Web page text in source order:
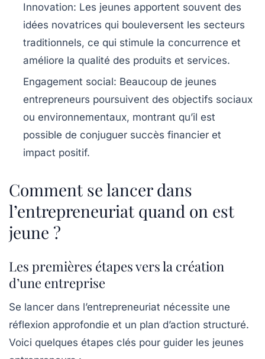
Innovation: Les jeunes apportent souvent des
idées novatrices qui bouleversent les secteurs
traditionnels, ce qui stimule la concurrence et
améliore la qualité des produits et services.
Engagement social: Beaucoup de jeunes
entrepreneurs poursuivent des objectifs sociaux
ou environnementaux, montrant qu’il est
possible de conjuguer succès financier et
impact positif.
Comment se lancer dans
l’entrepreneuriat quand on est
jeune ?
Les premières étapes vers la création
d’une entreprise
Se lancer dans l’entrepreneuriat nécessite une
réflexion approfondie et un plan d’action structuré.
Voici quelques étapes clés pour guider les jeunes